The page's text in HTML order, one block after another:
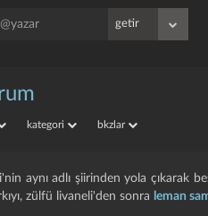
kategori bkzlar
aynı adlı şiirinden yola çıkarak
zülfü livaneli'den sonra leman